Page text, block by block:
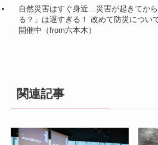
自然災害はすぐ身近…災害が起きてか
る？」は遅すぎる！ 改めて防災につい
開催中（from六本木）
関連記事